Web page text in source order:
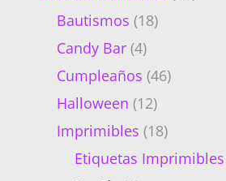
Bautismos (18)
Candy Bar (4)
Cumpleaños (46)
Halloween (12)
Imprimibles (18)
Etiquetas